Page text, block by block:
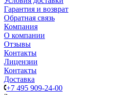
Гарантия и возврат
Обратная связь
Компания
О компании
Отзывы
Контакты
Лицензии
Контакты
Доставка
+7 495 909-24-00